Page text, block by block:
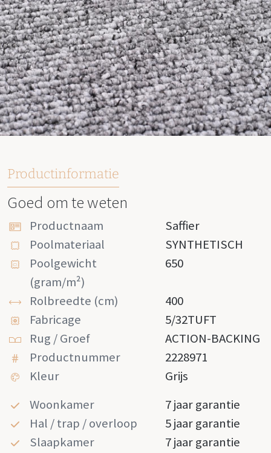
Productinformatie
Goed om te weten
Productnaam
Saffier
Poolmateriaal
SYNTHETISCH
Poolgewicht
(gram/m²)
650
Rolbreedte (cm)
400
Fabricage
5/32TUFT
Rug / Groef
ACTION-BACKING
Productnummer
2228971
Kleur
Grijs
Woonkamer
7 jaar garantie
Hal / trap / overloop
5 jaar garantie
Slaapkamer
7 jaar garantie